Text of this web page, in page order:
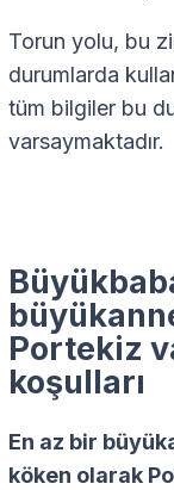
Torun yolu, bu
durumlarda
tüm bilgiler bu
varsaymaktadır.
Portekiz
koşulları
En az bir
köken olarak